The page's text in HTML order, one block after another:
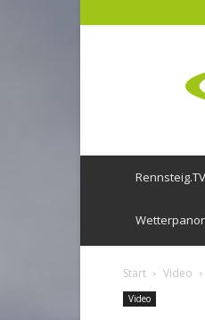
Rennsteig.TV
Start Video
Video